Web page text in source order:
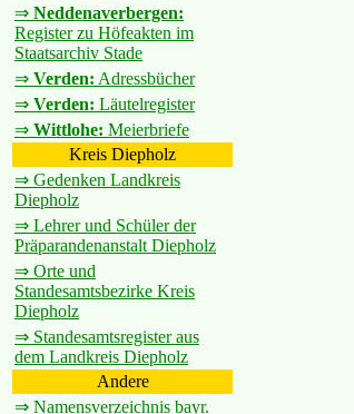
⇒ Neddenaverbergen:
Register zu Höfeakten im
Staatsarchiv Stade
⇒ Verden: Adressbücher
⇒ Verden: Läutelregister
⇒ Wittlohe: Meierbriefe
Kreis Diepholz
⇒ Gedenken Landkreis
Diepholz
⇒ Lehrer und Schüler der
Präparandenanstalt Diepholz
⇒ Orte und
Standesamtsbezirke Kreis
Diepholz
⇒ Standesamtsregister aus
dem Landkreis Diepholz
Andere
⇒ Namensverzeichnis bayr.